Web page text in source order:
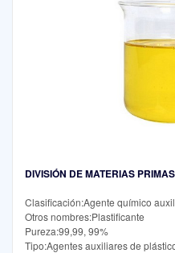
DIVISIÓN DE MATERIAS
Clasificación:Agente químico
Otros nombres:Plastificante
Pureza:99,99, 99%
Tipo:Agentes auxiliares de